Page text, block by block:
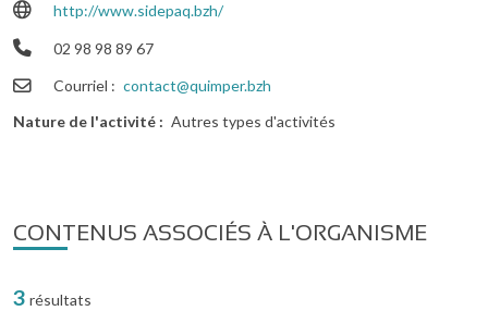
http://www.sidepaq.bzh/
02 98 98 89 67
Courriel
contact@quimper.bzh
Nature de l'activité
Autres types d'activités
CONTENUS ASSOCIÉS À L'ORGANISME
3 résultats